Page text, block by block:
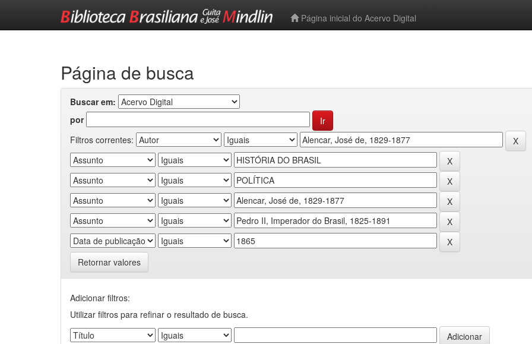
Página inicial do Acervo Digital
Página de busca
Buscar em:
por
Filtros correntes:
Retornar valores
Adicionar filtros:
Utilizar filtros para refinar o resultado de busca.